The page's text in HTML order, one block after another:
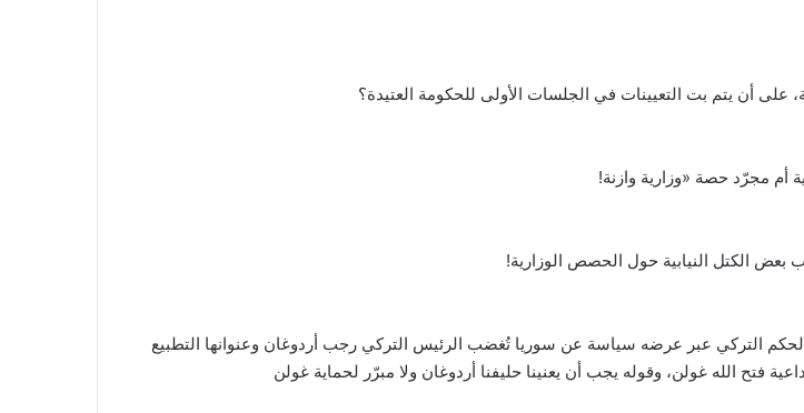
أن يتم بت التعيينات في الجلسات الأولى للحكومة العتيدة؟
أم مجرّد حصة «وزارية وازنة!
بعض الكتل النيابية حول الحصص الوزارية!
التركي عبر عرضه سياسة عن سوريا تُغضب الرئيس التركي رجب أردوغان وعنوانها التطبيع
فتح الله غولن، وقوله يجب أن يعنينا حليفنا أردوغان ولا مبرّر لحماية غولن